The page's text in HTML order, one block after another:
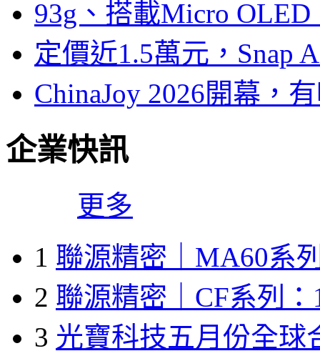
93g、搭載Micro
定價近1.5萬元，Snap
ChinaJoy 2026開幕，
企業快訊
更多
1 聯源精密｜MA60系
2 聯源精密｜CF系列：
3 光寶科技五月份全球